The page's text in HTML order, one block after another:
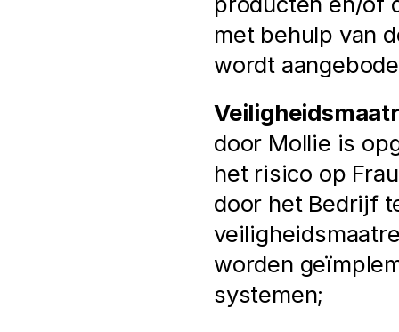
met behulp van
wordt
door Mollie is
het risico op
door het Bedrijf
worden
systemen;